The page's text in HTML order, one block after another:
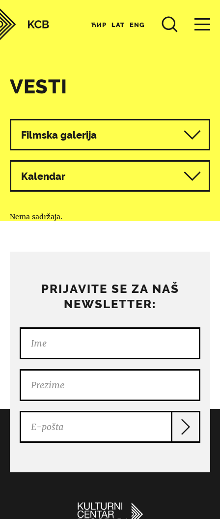
ЋИР LAT ENG
VESTI
Svi programi
Filmska galerija
Kalendar
Nema sadržaja.
PRIJAVITE SE ZA NAŠ
NEWSLETTER: